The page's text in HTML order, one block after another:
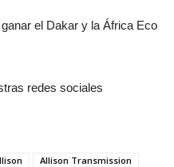
el Dakar y la África Eco
redes sociales
Allison Transmission